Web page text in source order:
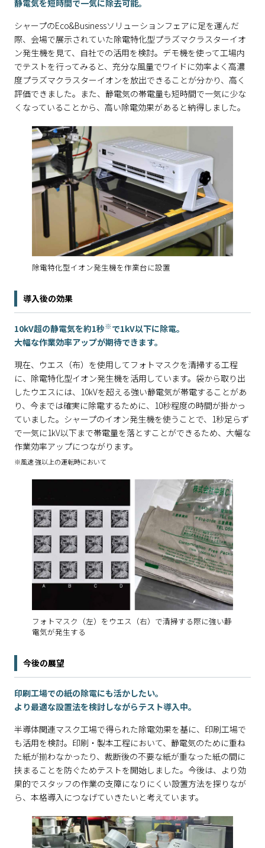
静電気を短時間で一気に除去可能。
シャープのEco&Businessソリューションフェアに足を運んだ
際、会場で展示されていた除電特化型プラズマクラスターイオ
ン発生機を見て、自社での活用を検討。デモ機を使って工場内
でテストを行ってみると、充分な風量でワイドに効率よく高濃
度プラズマクラスターイオンを放出できることが分かり、高く
評価できました。また、静電気の帯電量も短時間で一気に少な
くなっていることから、高い除電効果があると納得しました。
除電特化型イオン発生機を作業台に設置
導入後の効果
10kV超の静電気を約1秒※で1kV以下に除電。
大幅な作業効率アップが期待できます。
現在、ウエス（布）を使用してフォトマスクを清掃する工程
に、除電特化型イオン発生機を活用しています。袋から取り出
したウエスには、10kVを超える強い静電気が帯電することがあ
り、今までは確実に除電するために、10秒程度の時間が掛かっ
ていました。シャープのイオン発生機を使うことで、1秒足らず
で一気に1kV以下まで帯電量を落とすことができるため、大幅な
作業効率アップにつながります。
※風速 強以上の運転時において
フォトマスク（左）をウエス（右）で清掃する際に強い静
電気が発生する
今後の展望
印刷工場での紙の除電にも活かしたい。
より最適な設置法を検討しながらテスト導入中。
半導体関連マスク工場で得られた除電効果を基に、印刷工場で
も活用を検討。印刷・製本工程において、静電気のために重ね
た紙が揃わなかったり、裁断後の不要な紙が重なった紙の間に
挟まることを防ぐためテストを開始しました。今後は、より効
果的でスタッフの作業の支障になりにくい設置方法を探りなが
ら、本格導入につなげていきたいと考えています。